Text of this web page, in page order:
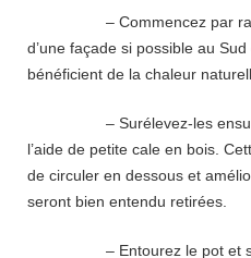
– Commencez par
d’une façade si possible au
bénéficient de la chaleur
– Surélevez-les ensuite
l’aide de petite cale en bois.
de circuler en dessous et
seront bien entendu retirées.
– Entourez le pot et